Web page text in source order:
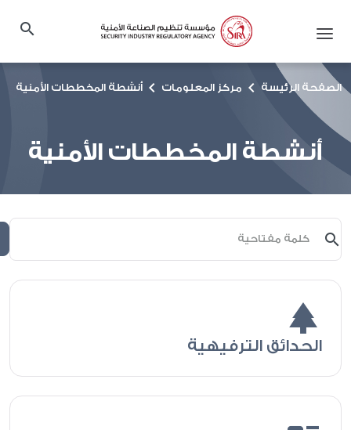
search
الصفحة الرئيسة chevron_right مركز المعلومات chevron_right أنشطة المخططات الأمنية
أنشطة المخططات الأمنية
search
park
الحدائق الترفيهية